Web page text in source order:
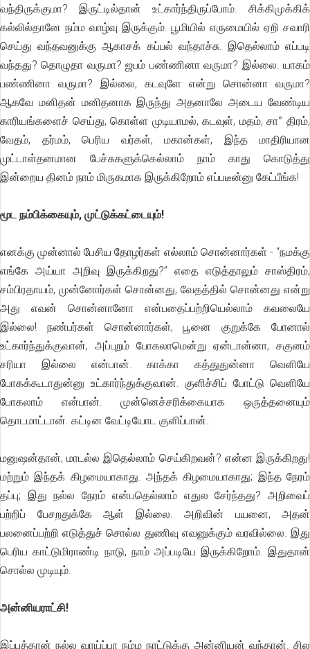
வந்திருக்குமா? இருட்டில்தான் உட்கார்ந்திருப்போம். சிக்கிமுக்கிக்
கல்லில்தானே நம்ம வாழ்வு இருக்கும். பூமியில் எருமையில் ஏறி சவாரி
செய்து வந்தவனுக்கு ஆகாசக் கப்பல் வந்தாச்சு. இதெல்லாம் எப்படி
வந்தது? தொழுதா வருமா? ஜபம் பண்ணினா வருமா? இல்லை. யாகம்
பண்ணினா வருமா? இல்லை, கடவுளே என்று சொன்னா வருமா?
ஆகவே மனிதன் மனிதனாக இருந்து அதனாலே அடைய வேண்டிய
காரியங்களைச் செய்து, கொள்ள முடியாமல், கடவுள், மதம், சா° திரம்,
வேதம், தர்மம், பெரிய வர்கள், மகான்கள், இந்த மாதிரியான
முட்டாள்தனமான பேச்சுகளுக்கெல்லாம் நாம் காது கொடுத்து
இன்றைய தினம் நாம் மிருகமாக இருக்கிறோம் எப்படீன்னு கேட்பீங்க!
மூட நம்பிக்கையும், முட்டுக்கட்டையும்!
எனக்கு முன்னால் பேசிய தோழர்கள் எல்லாம் சொன்னார்கள் - “நமக்கு
எங்கே அய்யா அறிவு இருக்கிறது?’’ எதை எடுத்தாலும் சாஸ்திரம்,
சம்பிரதாயம், முன்னோர்கள் சொன்னது, வேதத்தில் சொன்னது என்று
அது எவன் சொன்னானோ என்பதைப்பற்றியெல்லாம் கவலையே
இல்லை! நண்பர்கள் சொன்னார்கள், பூனை குறுக்கே போனால்
உட்கார்ந்துக்குவான், அப்புறம் போகலாமென்று ஏன்டான்னா, சகுனம்
சரியா இல்லை என்பான். காக்கா கத்துதுன்னா வெளியே
போகக்கூடாதுன்னு உட்கார்ந்துக்குவான். குளிச்சிப் போட்டு வெளியே
போகலாம் என்பான். முன்னெச்சரிக்கையாக ஒருத்தனையும்
தொடமாட்டான். கட்டின வேட்டியோட குளிப்பான்.
மனுஷன்தான், மாடல்ல இதெல்லாம் செய்கிறவன்? என்ன இருக்கிறது!
மற்றும் இந்தக் கிழமையாகாது. அந்தக் கிழமையாகாது; இந்த நேரம்
தப்பு; இது நல்ல நேரம் என்பதெல்லாம் எதுல சேர்ந்தது? அறிவைப்
பற்றிப் பேசறதுக்கே ஆள் இல்லை. அறிவின் பயனை, அதன்
பலனைப்பற்றி எடுத்துச் சொல்ல துணிவு எவனுக்கும் வரவில்லை. இது
பெரிய காட்டுமிராண்டி நாடு, நாம் அப்படியே இருக்கிறோம். இதுதான்
சொல்ல முடியும்.
அன்னியராட்சி!
இப்பத்தான் நல்ல வாய்ப்பா நம்ம நாட்டுக்கு அன்னியன் வந்தான். சில